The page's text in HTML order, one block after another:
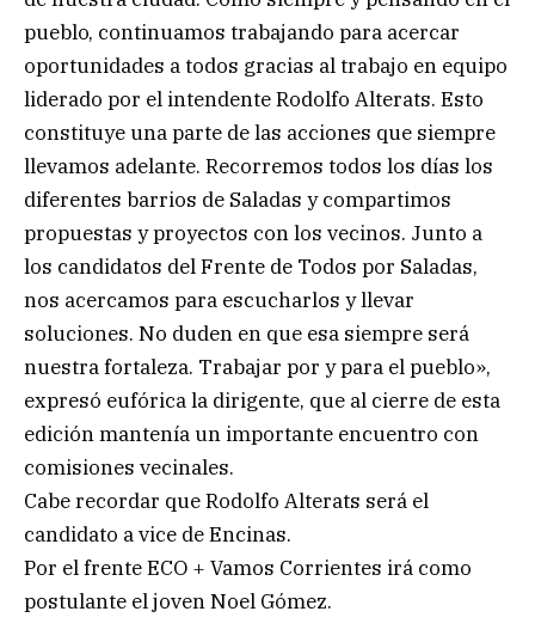
pueblo, continuamos trabajando para acercar
oportunidades a todos gracias al trabajo en equipo
liderado por el intendente Rodolfo Alterats. Esto
constituye una parte de las acciones que siempre
llevamos adelante. Recorremos todos los días los
diferentes barrios de Saladas y compartimos
propuestas y proyectos con los vecinos. Junto a
los candidatos del Frente de Todos por Saladas,
nos acercamos para escucharlos y llevar
soluciones. No duden en que esa siempre será
nuestra fortaleza. Trabajar por y para el pueblo»,
expresó eufórica la dirigente, que al cierre de esta
edición mantenía un importante encuentro con
comisiones vecinales.
Cabe recordar que Rodolfo Alterats será el
candidato a vice de Encinas.
Por el frente ECO + Vamos Corrientes irá como
postulante el joven Noel Gómez.